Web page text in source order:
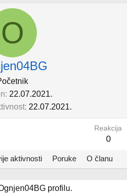
O
22.07.2021.
22.07.2021.
Reakcija
0
aktivnosti Poruke O članu
profilu.